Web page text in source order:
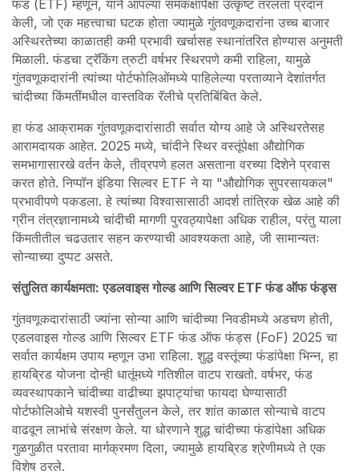
फंड (ETF) म्हणून, याने आपल्या समकक्षांपेक्षा उत्कृष्ट तरलता प्रदान
केली, जो एक महत्त्वाचा घटक होता ज्यामुळे गुंतवणूकदारांना उच्च बाजार
अस्थिरतेच्या काळातही कमी प्रभावी खर्चासह स्थानांतरित होण्यास अनुमती
मिळाली. फंडचा ट्रॅकिंग त्रुटी वर्षभर स्थिरपणे कमी राहिला, यामुळे
गुंतवणूकदारांनी त्यांच्या पोर्टफोलिओंमध्ये पाहिलेल्या परताव्याने देशांतर्गत
चांदीच्या किंमतींमधील वास्तविक रॅलीचे प्रतिबिंबित केले.
हा फंड आक्रामक गुंतवणूकदारांसाठी सर्वात योग्य आहे जे अस्थिरतेसह
आरामदायक आहेत. 2025 मध्ये, चांदीने स्थिर वस्तूंपेक्षा औद्योगिक
समभागासारखे वर्तन केले, तीव्रपणे हलत असताना वरच्या दिशेने प्रवास
करत होते. निप्पॉन इंडिया सिल्वर ETF ने या "औद्योगिक सुपरसायकल"
प्रभावीपणे पकडला. हे त्यांच्या विश्वासासाठी आदर्श तांत्रिक खेळ आहे की
ग्रीन तंत्रज्ञानामध्ये चांदीची मागणी पुरवठ्यापेक्षा अधिक राहील, परंतु याला
किंमतीतील चढउतार सहन करण्याची आवश्यकता आहे, जी सामान्यतः
सोन्याच्या दुप्पट असते.
संतुलित कार्यक्षमता: एडलवाइस गोल्ड आणि सिल्वर ETF फंड ऑफ फंड्स
गुंतवणूकदारांसाठी ज्यांना सोन्या आणि चांदीच्या निवडीमध्ये अडचण होती,
एडलवाइस गोल्ड आणि सिल्वर ETF फंड ऑफ फंड्स (FoF) 2025 चा
सर्वात कार्यक्षम उपाय म्हणून उभा राहिला. शुद्ध वस्तूंच्या फंडांपेक्षा भिन्न, हा
हायब्रिड योजना दोन्ही धातूंमध्ये गतिशील वाटप राखतो. वर्षभर, फंड
व्यवस्थापकाने चांदीच्या वाढीच्या झपाट्यांचा फायदा घेण्यासाठी
पोर्टफोलिओचे यशस्वी पुनर्संतुलन केले, तर शांत काळात सोन्याचे वाटप
वाढवून लाभांचे संरक्षण केले. या धोरणाने शुद्ध चांदीच्या फंडांपेक्षा अधिक
गुळगुळीत परतावा मार्गक्रमण दिला, ज्यामुळे हायब्रिड श्रेणीमध्ये ते एक
विशेष ठरले.